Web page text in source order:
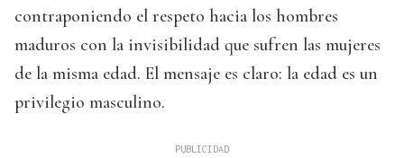
contraponiendo el respeto hacia los hombres
maduros con la invisibilidad que sufren las mujeres
de la misma edad. El mensaje es claro: la edad es un
privilegio masculino.